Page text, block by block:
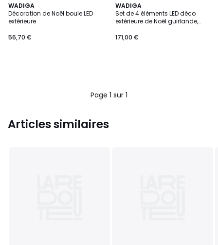
WADIGA
Décoration de Noël boule LED
extérieure
56,70 €
WADIGA
Set de 4 éléments LED déco
extérieure de Noël guirlande,
171,00 €
Page 1 sur 1
Articles similaires